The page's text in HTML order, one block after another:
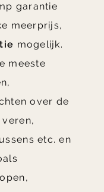
garantie
meerprijs,
mogelijk.
meeste
over de
etc. en